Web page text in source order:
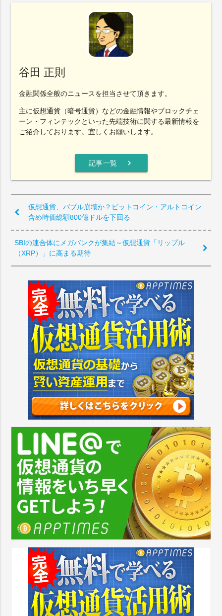
谷田 正則
金融関係全般のニュースを担当させて頂きます。
主に仮想通貨（暗号通貨）などの金融情報やブロックチェ
ーン・フィンテックといった先端技術に関する最新情報を
ご紹介しております。宜しくお願いします。
記事一覧 chevron_right
仮想通貨、バブル崩壊か？ビットコイン・アルトコイン
含め時価総額800億ドルを下回る
SBIの連合体にメガバンクが集結～仮想通貨「リップル
（XRP）」に高まる期待